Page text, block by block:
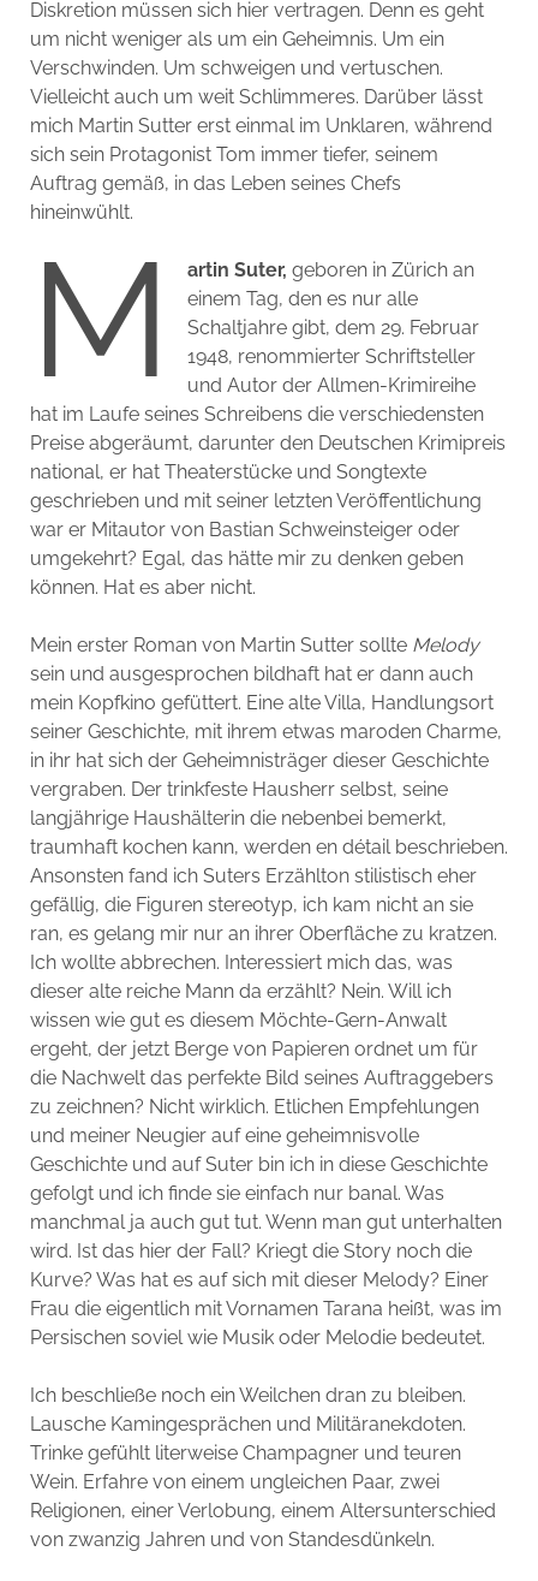
Diskretion müssen sich hier vertragen. Denn es geht
um nicht weniger als um ein Geheimnis. Um ein
Verschwinden. Um schweigen und vertuschen.
Vielleicht auch um weit Schlimmeres. Darüber lässt
mich Martin Sutter erst einmal im Unklaren, während
sich sein Protagonist Tom immer tiefer, seinem
Auftrag gemäß, in das Leben seines Chefs
hineinwühlt.
M artin Suter,geboren in Zürich an
einem Tag, den es nur alle
Schaltjahre gibt, dem 29. Februar
1948, renommierter Schriftsteller
und Autor der Allmen-Krimireihe
hat im Laufe seines Schreibens die verschiedensten
Preise abgeräumt, darunter den Deutschen Krimipreis
national, er hat Theaterstücke und Songtexte
geschrieben und mit seiner letzten Veröffentlichung
war er Mitautor von Bastian Schweinsteiger oder
umgekehrt? Egal, das hätte mir zu denken geben
können. Hat es aber nicht.
Mein erster Roman von Martin Sutter sollte Melody
sein und ausgesprochen bildhaft hat er dann auch
mein Kopfkino gefüttert. Eine alte Villa, Handlungsort
seiner Geschichte, mit ihrem etwas maroden Charme,
in ihr hat sich der Geheimnisträger dieser Geschichte
vergraben. Der trinkfeste Hausherr selbst, seine
langjährige Haushälterin die nebenbei bemerkt,
traumhaft kochen kann, werden en détail beschrieben.
Ansonsten fand ich Suters Erzählton stilistisch eher
gefällig, die Figuren stereotyp, ich kam nicht an sie
ran, es gelang mir nur an ihrer Oberfläche zu kratzen.
Ich wollte abbrechen. Interessiert mich das, was
dieser alte reiche Mann da erzählt? Nein. Will ich
wissen wie gut es diesem Möchte-Gern-Anwalt
ergeht, der jetzt Berge von Papieren ordnet um für
die Nachwelt das perfekte Bild seines Auftraggebers
zu zeichnen? Nicht wirklich. Etlichen Empfehlungen
und meiner Neugier auf eine geheimnisvolle
Geschichte und auf Suter bin ich in diese Geschichte
gefolgt und ich finde sie einfach nur banal. Was
manchmal ja auch gut tut. Wenn man gut unterhalten
wird. Ist das hier der Fall? Kriegt die Story noch die
Kurve? Was hat es auf sich mit dieser Melody? Einer
Frau die eigentlich mit Vornamen Tarana heißt, was im
Persischen soviel wie Musik oder Melodie bedeutet.
Ich beschließe noch ein Weilchen dran zu bleiben.
Lausche Kamingesprächen und Militäranekdoten.
Trinke gefühlt literweise Champagner und teuren
Wein. Erfahre von einem ungleichen Paar, zwei
Religionen, einer Verlobung, einem Altersunterschied
von zwanzig Jahren und von Standesdünkeln.